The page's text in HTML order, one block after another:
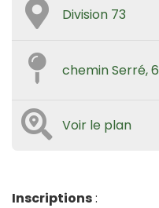
Division 73
chemin Serré, 6
Voir le plan
Inscriptions: